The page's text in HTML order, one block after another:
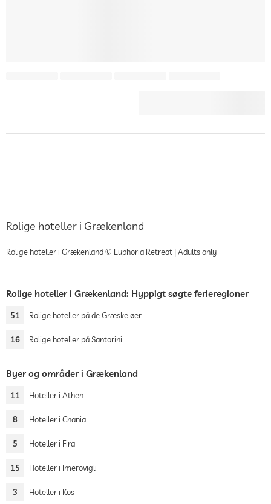
Rolige hoteller i Grækenland
Rolige hoteller i Grækenland © Euphoria Retreat | Adults only
Rolige hoteller i Grækenland: Hyppigt søgte ferieregioner
51 Rolige hoteller på de Græske øer
16 Rolige hoteller på Santorini
Byer og områder i Grækenland
11 Hoteller i Athen
8 Hoteller i Chania
5 Hoteller i Fira
15 Hoteller i Imerovigli
3 Hoteller i Kos